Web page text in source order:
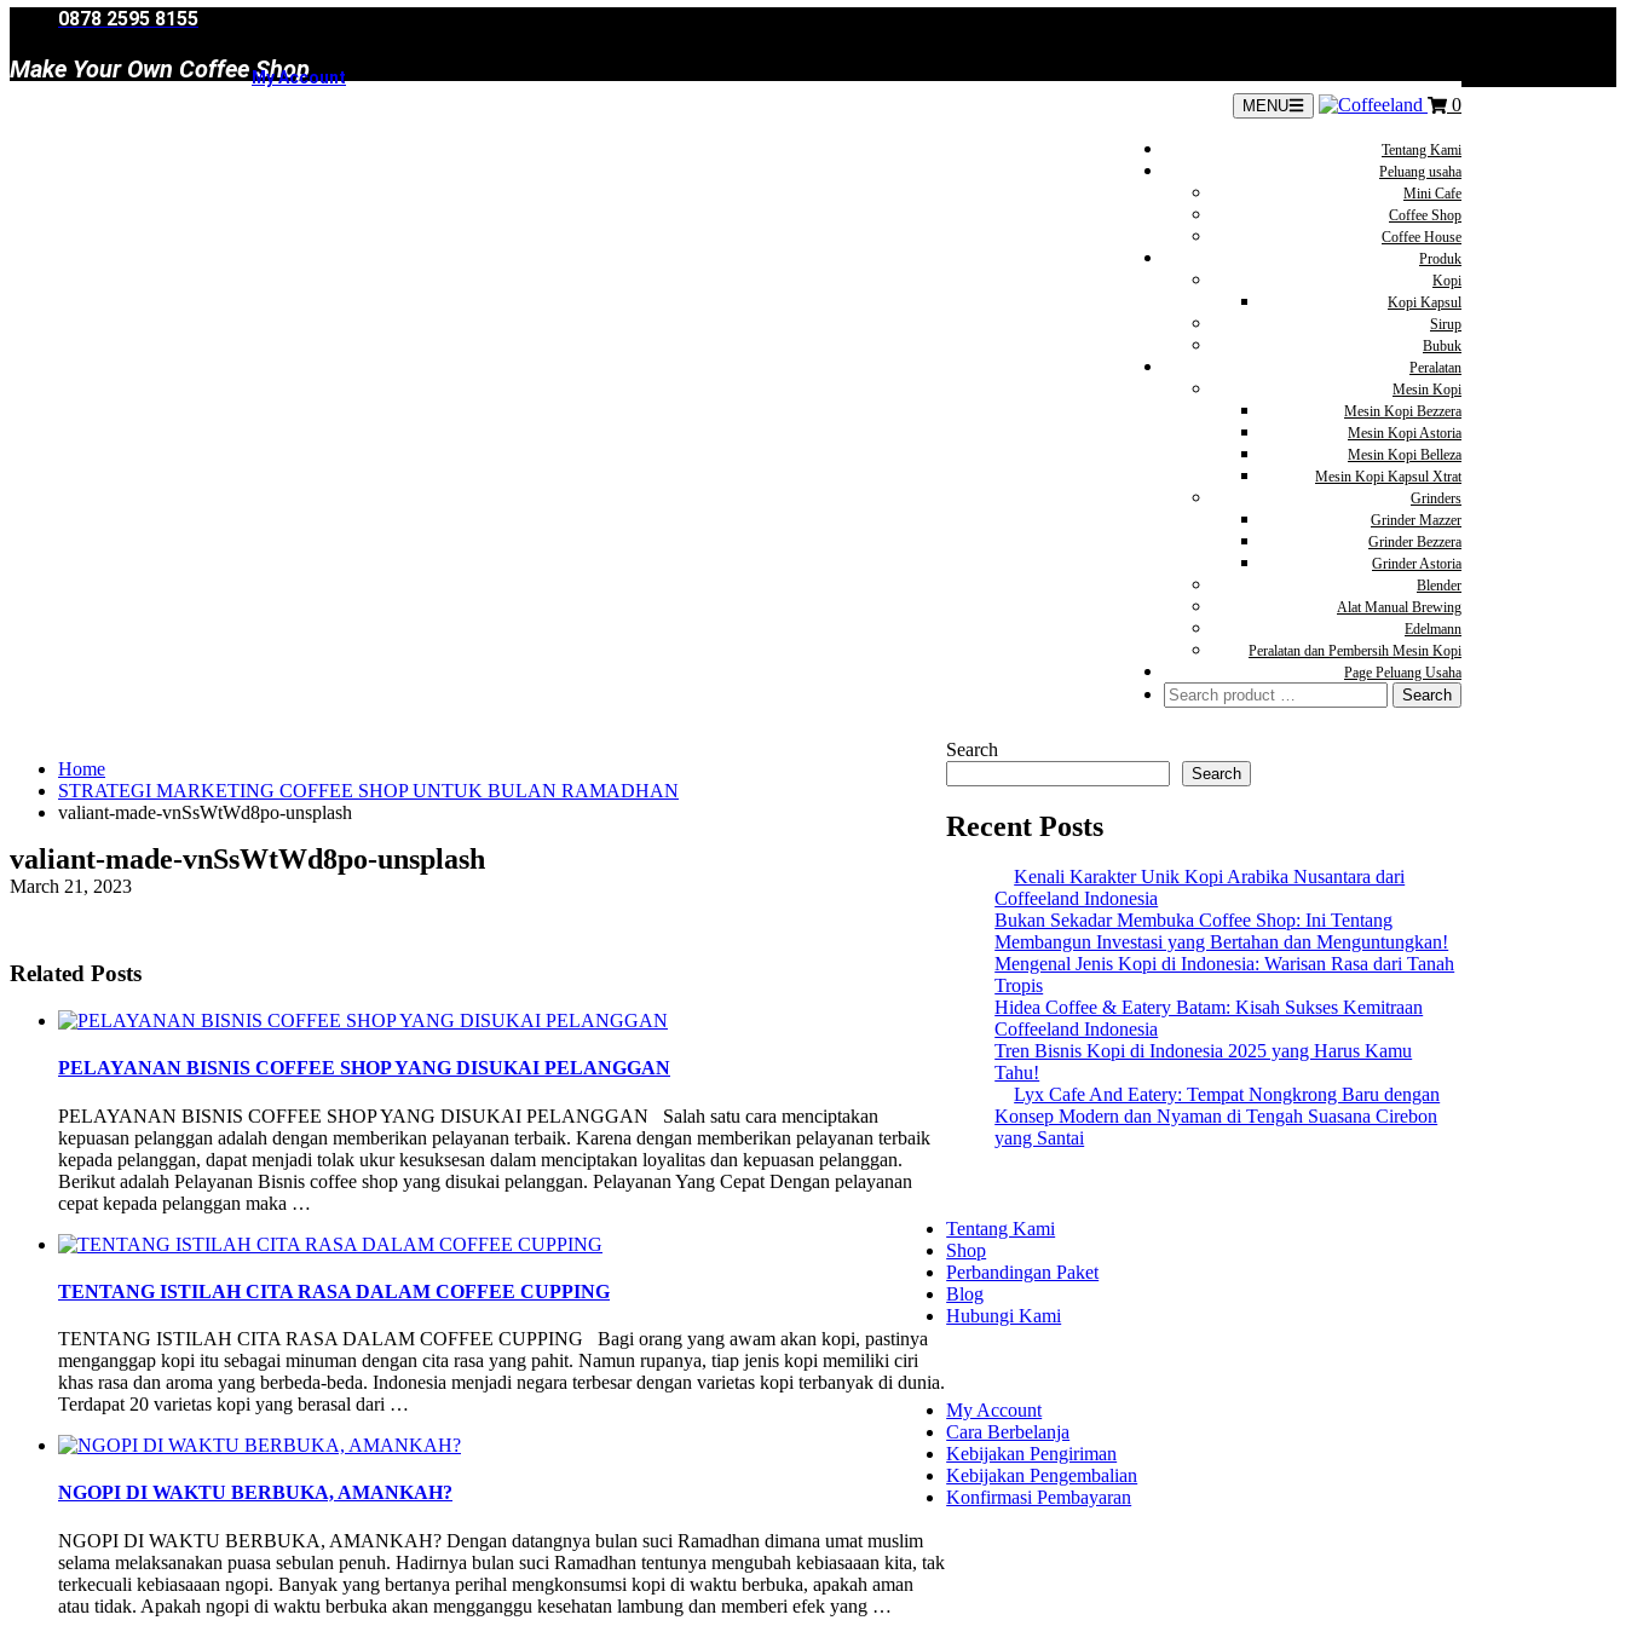
content
0878 2595 8155
Make Your Own Coffee Shop
My Account
MENU 0
Tentang Kami
Peluang usaha
Mini Cafe
Coffee Shop
Coffee House
Produk
Kopi
Kopi Kapsul
Sirup
Bubuk
Peralatan
Mesin Kopi
Mesin Kopi Bezzera
Mesin Kopi Astoria
Mesin Kopi Belleza
Mesin Kopi Kapsul Xtrat
Grinders
Grinder Mazzer
Grinder Bezzera
Grinder Astoria
Blender
Alat Manual Brewing
Edelmann
Peralatan dan Pembersih Mesin Kopi
Page Peluang Usaha
Search
for:
Home
STRATEGI MARKETING COFFEE SHOP UNTUK BULAN RAMADHAN
valiant-made-vnSsWtWd8po-unsplash
valiant-made-vnSsWtWd8po-unsplash
March 21, 2023
Related Posts
PELAYANAN BISNIS COFFEE SHOP YANG DISUKAI PELANGGAN
PELAYANAN BISNIS COFFEE SHOP YANG DISUKAI PELANGGAN Salah satu cara menciptakan
kepuasan pelanggan adalah dengan memberikan pelayanan terbaik. Karena dengan memberikan pelayanan terbaik
kepada pelanggan, dapat menjadi tolak ukur kesuksesan dalam menciptakan loyalitas dan kepuasan pelanggan.
Berikut adalah Pelayanan Bisnis coffee shop yang disukai pelanggan. Pelayanan Yang Cepat Dengan pelayanan
cepat kepada pelanggan maka …
TENTANG ISTILAH CITA RASA DALAM COFFEE CUPPING
TENTANG ISTILAH CITA RASA DALAM COFFEE CUPPING Bagi orang yang awam akan kopi, pastinya
menganggap kopi itu sebagai minuman dengan cita rasa yang pahit. Namun rupanya, tiap jenis kopi memiliki ciri
khas rasa dan aroma yang berbeda-beda. Indonesia menjadi negara terbesar dengan varietas kopi terbanyak di dunia.
Terdapat 20 varietas kopi yang berasal dari …
NGOPI DI WAKTU BERBUKA, AMANKAH?
NGOPI DI WAKTU BERBUKA, AMANKAH? Dengan datangnya bulan suci Ramadhan dimana umat muslim
selama melaksanakan puasa sebulan penuh. Hadirnya bulan suci Ramadhan tentunya mengubah kebiasaaan kita, tak
terkecuali kebiasaaan ngopi. Banyak yang bertanya perihal mengkonsumsi kopi di waktu berbuka, apakah aman
atau tidak. Apakah ngopi di waktu berbuka akan mengganggu kesehatan lambung dan memberi efek yang …
Search
Search
Recent Posts
Kenali Karakter Unik Kopi Arabika Nusantara dari
Coffeeland Indonesia
Bukan Sekadar Membuka Coffee Shop: Ini Tentang
Membangun Investasi yang Bertahan dan Menguntungkan!
Mengenal Jenis Kopi di Indonesia: Warisan Rasa dari Tanah
Tropis
Hidea Coffee & Eatery Batam: Kisah Sukses Kemitraan
Coffeeland Indonesia
Tren Bisnis Kopi di Indonesia 2025 yang Harus Kamu
Tahu!
Lyx Cafe And Eatery: Tempat Nongkrong Baru dengan
Konsep Modern dan Nyaman di Tengah Suasana Cirebon
yang Santai
Tentang Kami
Shop
Perbandingan Paket
Blog
Hubungi Kami
My Account
Cara Berbelanja
Kebijakan Pengiriman
Kebijakan Pengembalian
Konfirmasi Pembayaran